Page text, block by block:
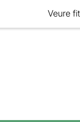
Veure